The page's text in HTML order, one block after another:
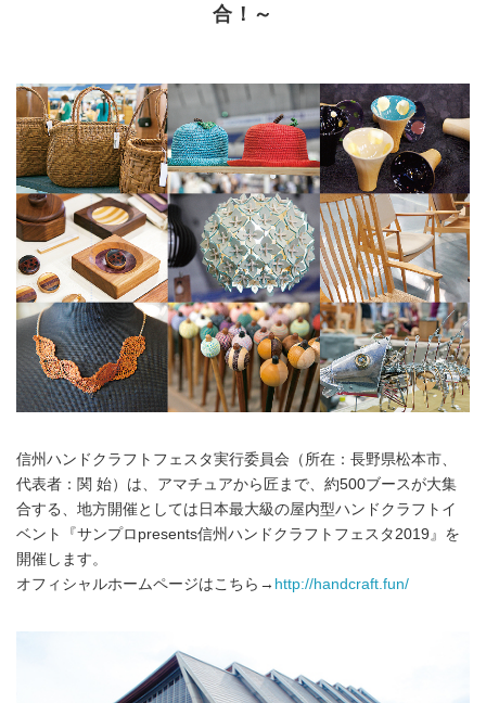
合！～
信州ハンドクラフトフェスタ実行委員会（所在：長野県松本市、
代表者：関 始）は、アマチュアから匠まで、約500ブースが大集
合する、地方開催としては日本最大級の屋内型ハンドクラフトイ
ベント『サンプロpresents信州ハンドクラフトフェスタ2019』を
開催します。
オフィシャルホームページはこちら→ http://handcraft.fun/